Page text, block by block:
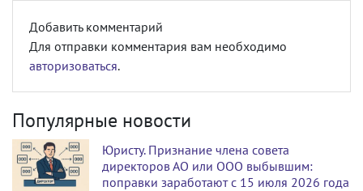
Добавить комментарий
Для отправки комментария вам необходимо
авторизоваться.
Популярные новости
Юристу. Признание члена совета
директоров АО или ООО выбывшим:
поправки заработают с 15 июля 2026 года